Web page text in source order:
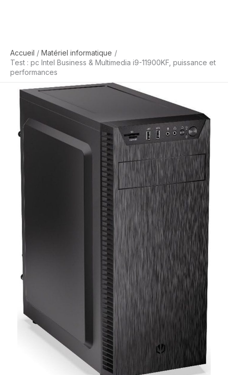
Accueil
Matériel informatique
Test : pc Intel Business & Multimedia i9-11900KF, puissance et
performances